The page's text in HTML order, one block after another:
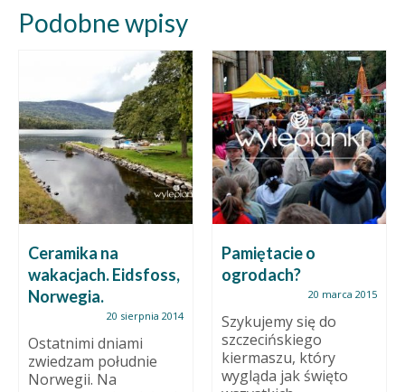
Podobne wpisy
Ceramika na
wakacjach. Eidsfoss,
Norwegia.
20 sierpnia 2014
Ostatnimi dniami
zwiedzam południe
Norwegii. Na
Pamiętacie o
ogrodach?
20 marca 2015
Szykujemy się do
szczecińskiego
kiermaszu, który
wygląda jak święto